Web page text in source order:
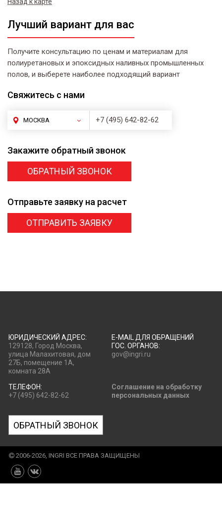
Лучший вариант для вас
Получите консультацию по ценам и материалам для
полиуретановых и эпоксидных наливных промышленных
полов, и выберете наиболее подходящий вариант
Свяжитесь с нами
МОСКВА +7 (495) 642-82-62
Закажите обратный звонок
ОБРАТНЫЙ ЗВОНОК
Отправьте заявку на расчет
ОТПРАВИТЬ ЗАЯВКУ
ЮРИДИЧЕСКИЙ АДРЕС:
129128, Город Москва,
улица Малахитовая, дом
27Б, помещение 1А,
комната 28А
E-MAIL ДЛЯ ОБРАЩЕНИЙ
ГОС. ОРГАНОВ:
gov@ingri.ru
ТЕЛЕФОН:
+7 (495) 642-82-62
Соглашение на обработку
персональных данных
ОБРАТНЫЙ ЗВОНОК
2006-2026, INGRI ВСЕ ПРАВА ЗАЩИЩЕНЫ